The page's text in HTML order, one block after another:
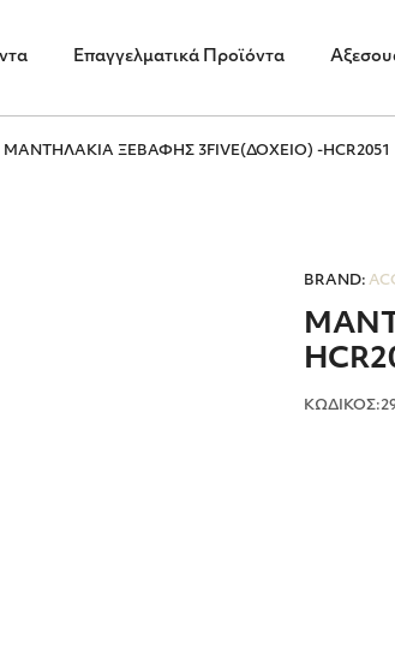
Επαγγελματικά Προϊόντα
ΜΑΝΤΗΛΑΚΙΑ ΞΕΒΑΦΗΣ 3FIVE(ΔΟΧΕΙΟ) -HCR2051
BRAND: